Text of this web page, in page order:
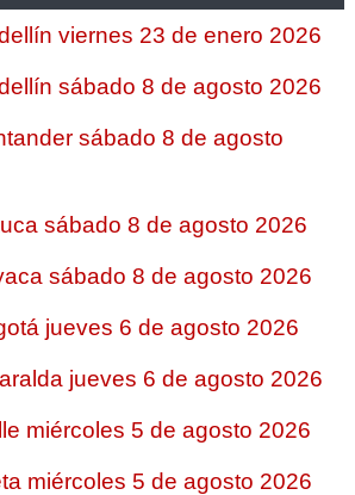
viernes 23 de enero 2026
sábado 8 de agosto 2026
sábado 8 de agosto
sábado 8 de agosto 2026
sábado 8 de agosto 2026
jueves 6 de agosto 2026
jueves 6 de agosto 2026
miércoles 5 de agosto 2026
miércoles 5 de agosto 2026